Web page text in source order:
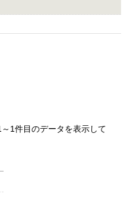
1件目のデータを表示して